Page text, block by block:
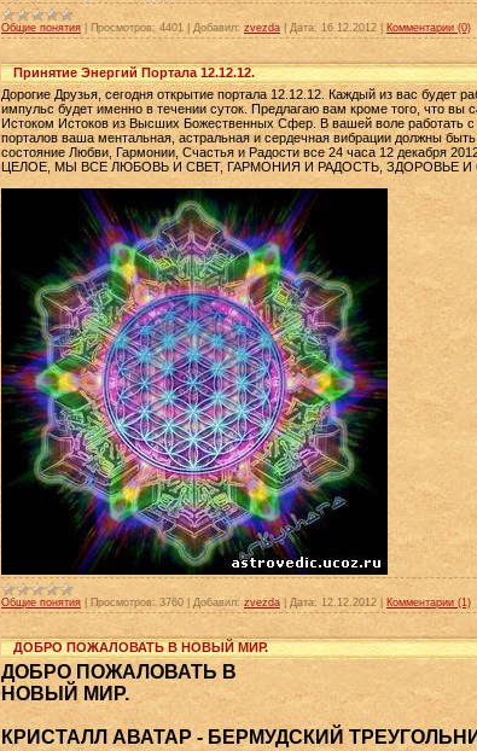
Общие понятия| Просмотров: 4401 Добавил: zvezda | Дата: 16.12.2012 Комментарии (0)
Принятие Энергий Портала 12.12.12.
Дорогие Друзья, сегодня открытие портала 12.12.12. Каждый из вас будет
импульс будет именно в течении суток. Предлагаю вам кроме того, что
Истоком Истоков из Высших Божественных Сфер. В вашей воле работать с
порталов ваша ментальная, астральная и сердечная вибрации должны
состояние Любви, Гармонии, Счастья и Радости все 24 часа 12 декабря
ЦЕЛОЕ, МЫ ВСЕ ЛЮБОВЬ И СВЕТ, ГАРМОНИЯ И РАДОСТЬ, ЗДОРОВЬЕ И
Общие понятия Просмотров: 3760 Добавил: zvezda Дата: 12.12.2012 Комментарии (1)
ДОБРО ПОЖАЛОВАТЬ В НОВЫЙ МИР.
ДОБРО ПОЖАЛОВАТЬ В
НОВЫЙ МИР.
КРИСТАЛЛ АВАТАР - БЕРМУДСКИЙ